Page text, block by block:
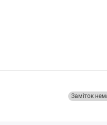
Заміток